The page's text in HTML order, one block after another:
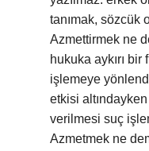
tanımak, sözcük
Azmettirmek ne
hukuka aykırı
işlemeye
etkisi
verilmesi suç
Azmetmek ne